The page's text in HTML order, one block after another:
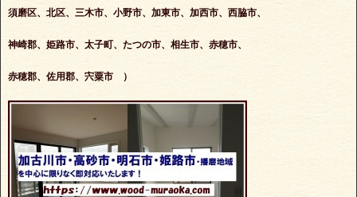
須磨区、北区、三木市、小野市、加東市、加西市、西脇市、
神崎郡、姫路市、太子町、たつの市、相生市、赤穂市、
赤穂郡、佐用郡、宍粟市 ）